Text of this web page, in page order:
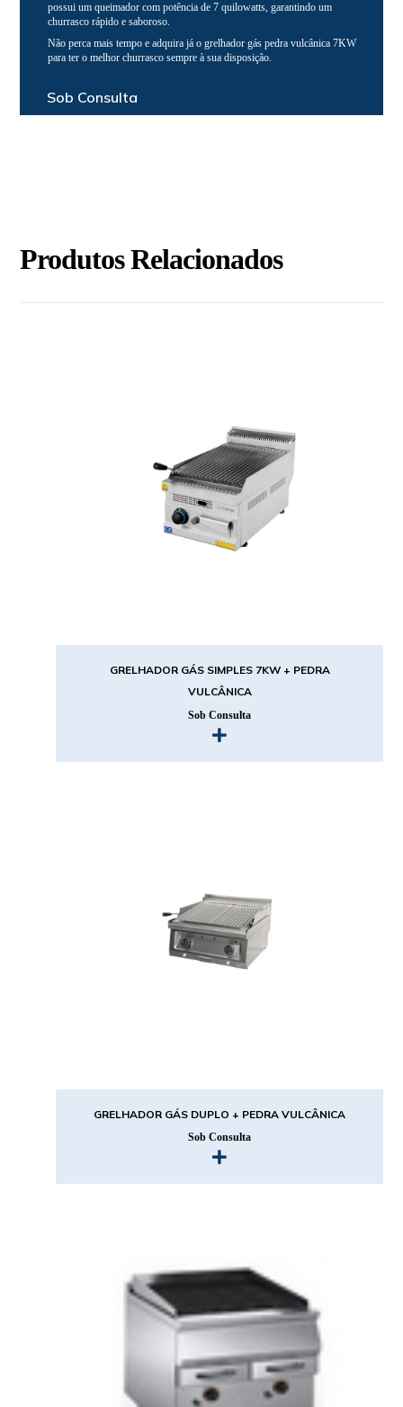
possui um queimador com potência de 7 quilowatts, garantindo um
churrasco rápido e saboroso.
Não perca mais tempo e adquira já o grelhador gás pedra vulcânica 7KW
para ter o melhor churrasco sempre à sua disposição.
Sob Consulta
Produtos Relacionados
GRELHADOR GÁS SIMPLES 7KW + PEDRA
VULCÂNICA
Sob Consulta
GRELHADOR GÁS DUPLO + PEDRA VULCÂNICA
Sob Consulta